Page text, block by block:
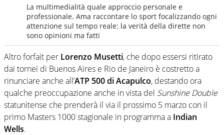
La multimedialità quale approccio personale e
professionale. Ama raccontare lo sport focalizzando ogni
attenzione sul tempo reale: la verità della dirette non
sono opinioni ma fatti
Altro forfait per Lorenzo Musetti, che dopo essersi ritirato
dai tornei di Buenos Aires e Rio de Janeiro è costretto a
rinunciare anche all’ATP 500 di Acapulco, destando ora
qualche preoccupazione anche in vista del Sunshine Double
statunitense che prenderà il via il prossimo 5 marzo con il
primo Masters 1000 stagionale in programma a Indian
Wells.